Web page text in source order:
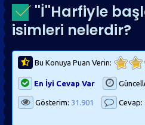
''İ''Harfiyle
isimleri nelerdir?
Bu Konuya Puan Verin:
En İyi Cevap Var
Gösterim: 31.901 Cevap: